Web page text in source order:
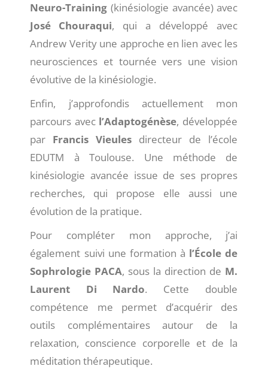
Neuro-Training (kinésiologie avancée) avec
José Chouraqui, qui a développé avec
Andrew Verity une approche en lien avec les
neurosciences et tournée vers une vision
évolutive de la kinésiologie.
Enfin, j’approfondis actuellement mon
parcours avec l’Adaptogénèse, développée
par Francis Vieules directeur de l’école
EDUTM à Toulouse. Une méthode de
kinésiologie avancée issue de ses propres
recherches, qui propose elle aussi une
évolution de la pratique.
Pour compléter mon approche, j’ai
également suivi une formation à l’École de
Sophrologie PACA, sous la direction de M.
Laurent Di Nardo. Cette double
compétence me permet d’acquérir des
outils complémentaires autour de la
relaxation, conscience corporelle et de la
méditation thérapeutique.